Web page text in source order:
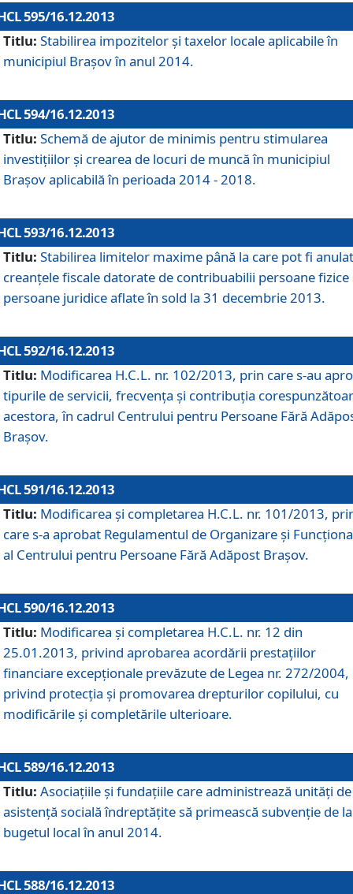
595/16.12.2013
Titlu: Stabilirea impozitelor şi taxelor locale aplicabile în
municipiul Braşov în anul 2014.
594/16.12.2013
Titlu: Schemă de ajutor de minimis pentru stimularea
investiţiilor şi crearea de locuri de muncă în municipiul
Braşov aplicabilă în perioada 2014 - 2018.
593/16.12.2013
Titlu: Stabilirea limitelor maxime până la care pot fi
creanţele fiscale datorate de contribuabilii persoane fizice
persoane juridice aflate în sold la 31 decembrie 2013.
592/16.12.2013
Titlu: Modificarea H.C.L. nr. 102/2013, prin care s-au
tipurile de servicii, frecvenţa şi contribuţia
acestora, în cadrul Centrului pentru Persoane Fără
Braşov.
591/16.12.2013
Titlu: Modificarea şi completarea H.C.L. nr. 101/2013,
care s-a aprobat Regulamentul de Organizare şi
al Centrului pentru Persoane Fără Adăpost Braşov.
590/16.12.2013
Titlu: Modificarea şi completarea H.C.L. nr. 12 din
25.01.2013, privind aprobarea acordării prestaţiilor
financiare excepţionale prevăzute de Legea nr. 272/2004,
privind protecţia şi promovarea drepturilor copilului, cu
modificările şi completările ulterioare.
589/16.12.2013
Titlu: Asociaţiile şi fundaţiile care administrează unităţi de
asistenţă socială îndreptăţite să primească subvenţie de la
bugetul local în anul 2014.
588/16.12.2013